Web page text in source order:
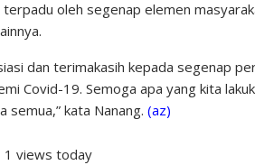
oleh segenap elemen
dan terimakasih kepada segenap
Covid-19. Semoga apa yang kita
semua,” kata Nanang. (az)
1 views today